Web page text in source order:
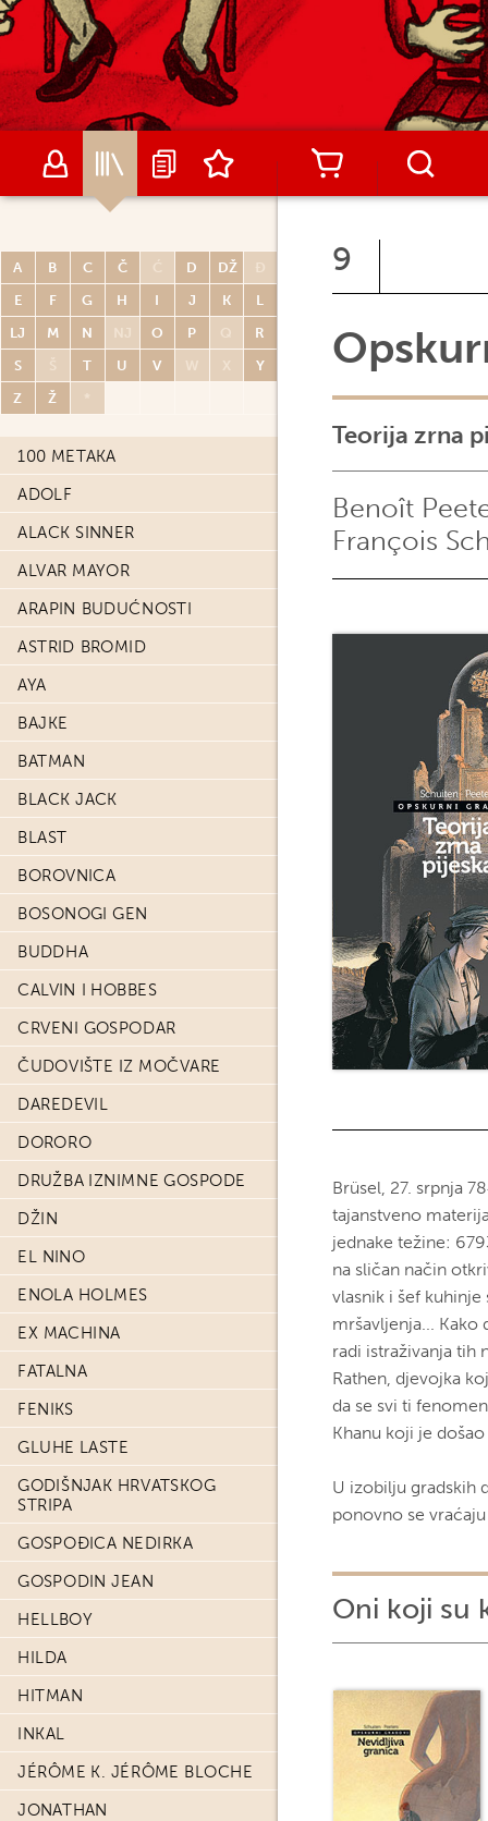
A B C Č Ć D DŽ
Đ
E
F G H I J K
L
LJ
M N NJ O P Q
R
S
Š T U V W X
Y
Z
Ž *
100 METAKA
ADOLF
ALACK SINNER
ALVAR MAYOR
ARAPIN BUDUĆNOSTI
ASTRID BROMID
AYA
BAJKE
BATMAN
BLACK JACK
BLAST
BOROVNICA
BOSONOGI GEN
BUDDHA
CALVIN I HOBBES
CRVENI GOSPODAR
ČUDOVIŠTE IZ MOČVARE
DAREDEVIL
DORORO
DRUŽBA IZNIMNE GOSPODE
DŽIN
EL NINO
ENOLA HOLMES
EX MACHINA
FATALNA
FENIKS
GLUHE LASTE
GODIŠNJAK HRVATSKOG
STRIPA
GOSPOĐICA NEDIRKA
GOSPODIN JEAN
HELLBOY
HILDA
HITMAN
INKAL
JÉRÔME K. JÉRÔME BLOCHE
JONATHAN
9
Teorija zrna
Benoît
François
Brüsel, 27. srpnja
tajanstveno
jednake težine:
na sličan način
vlasnik i šef
mršavljenja... Kako
radi istraživanja tih
Rathen, djevojka
da se svi ti
Khanu koji je
U izobilju gradskih
ponovno se
Oni koji su